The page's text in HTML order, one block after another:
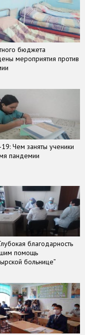
бюджета
мероприятия против
19: Чем заняты ученики
пандемии
благодарность
помощь
больнице”